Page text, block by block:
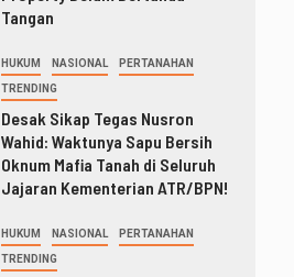
Tangan
HUKUM NASIONAL PERTANAHAN
TRENDING
Desak Sikap Tegas Nusron
Wahid: Waktunya Sapu Bersih
Oknum Mafia Tanah di Seluruh
Jajaran Kementerian ATR/BPN!
HUKUM NASIONAL PERTANAHAN
TRENDING